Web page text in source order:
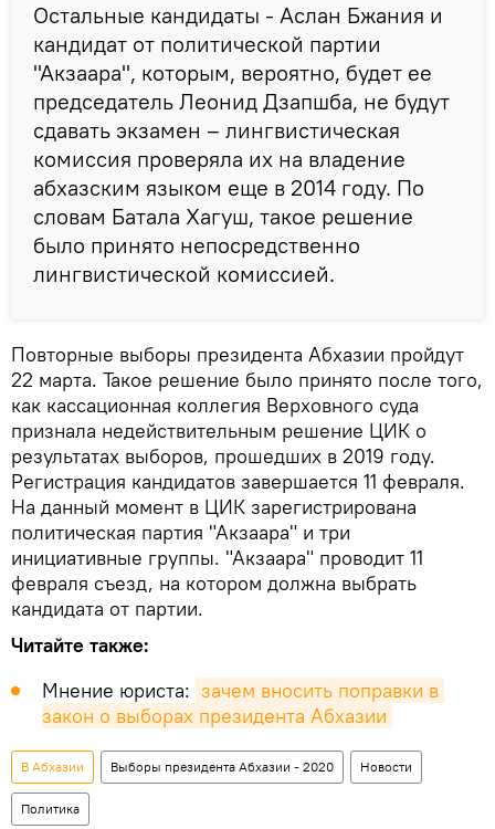
Остальные кандидаты - Аслан Бжания и
кандидат от политической партии
"Акзаара", которым, вероятно, будет ее
председатель Леонид Дзапшба, не будут
сдавать экзамен – лингвистическая
комиссия проверяла их на владение
абхазским языком еще в 2014 году. По
словам Батала Хагуш, такое решение
было принято непосредственно
лингвистической комиссией.
Повторные выборы президента Абхазии пройдут
22 марта. Такое решение было принято после того,
как кассационная коллегия Верховного суда
признала недействительным решение ЦИК о
результатах выборов, прошедших в 2019 году.
Регистрация кандидатов завершается 11 февраля.
На данный момент в ЦИК зарегистрирована
политическая партия "Акзаара" и три
инициативные группы. "Акзаара" проводит 11
февраля съезд, на котором должна выбрать
кандидата от партии.
Читайте также:
Мнение юриста: зачем вносить поправки в
закон о выборах президента Абхазии
В Абхазии Выборы президента Абхазии - 2020 Новости
Политика